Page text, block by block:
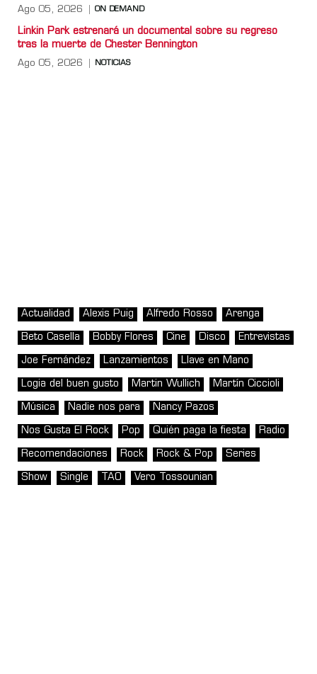
Ago 05, 2026 ON DEMAND
Linkin Park estrenará un documental sobre su regreso
tras la muerte de Chester Bennington
Ago 05, 2026 NOTICIAS
Actualidad Alexis Puig Alfredo Rosso Arenga
Beto Casella Bobby Flores Cine Disco Entrevistas
Joe Fernández Lanzamientos Llave en Mano
Logia del buen gusto Martin Wullich Martín Ciccioli
Música Nadie nos para Nancy Pazos
Nos Gusta El Rock Pop Quién paga la fiesta Radio
Recomendaciones Rock Rock & Pop Series
Show Single TAO Vero Tossounian